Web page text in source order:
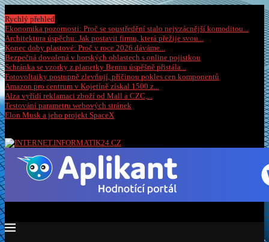
Rychlý přehled
Ekonomika pozornosti: Proč se soustředění stalo nejvzácnější komoditou...
Architektura úspěchu: Jak postavit firmu, která přežije svou...
Konec doby plastové: Proč v roce 2026 dáváme...
Bezpečná dovolená v horských oblastech s online pojistkou
Schránka se vzorky z planetky Bennu úspěšně přistála...
Fotovoltaiky postupně zlevňují, příčinou pokles cen komponentů
Amazon pro centrum v Kojetíně získal 1500 z...
Alza vyřídí reklamaci zboží od Mall a CZC,...
Testování parametru webových stránek
Elon Musk a jeho projekt SpaceX